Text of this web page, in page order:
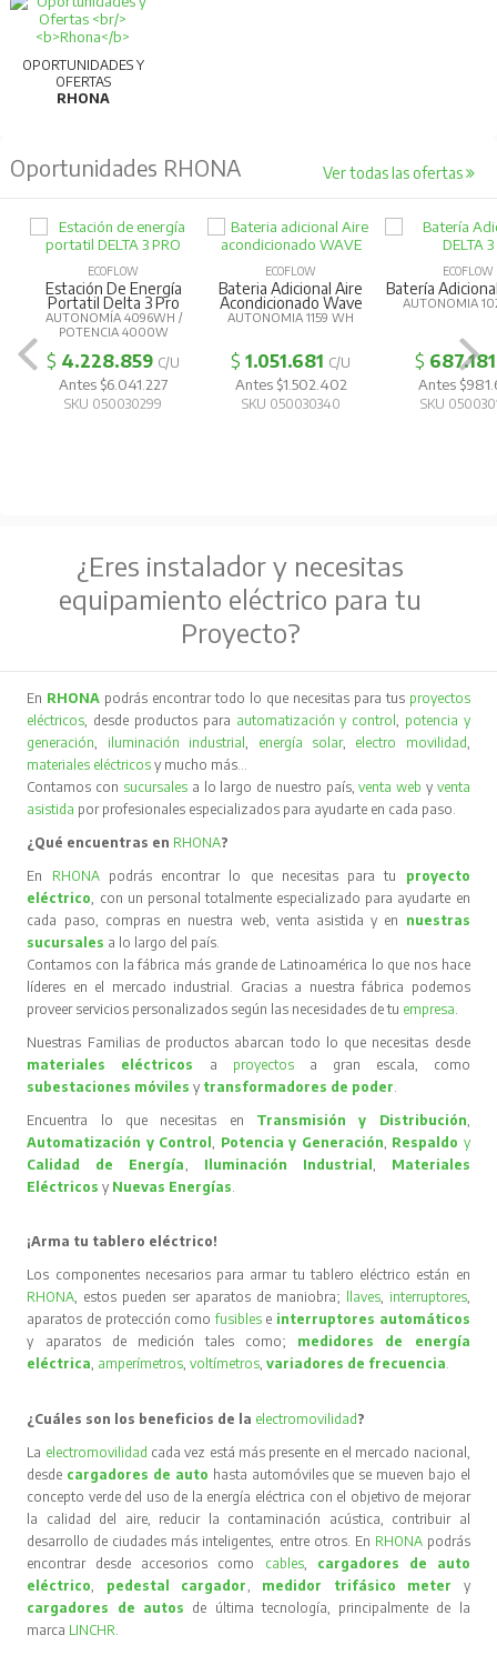
OPORTUNIDADES Y
OFERTAS
RHONA
Oportunidades RHONA Ver todas las ofertas
ECOFLOW
Estación De Energía
Portatil Delta 3 Pro
AUTONOMÍA 4096WH /
POTENCIA 4000W
$ 4.228.859 C/U
Antes $6.041.227
SKU 050030299
ECOFLOW
Bateria Adicional Aire
Acondicionado Wave
AUTONOMIA 1159 WH
$1.051.681 C/U
Antes $1.502.402
SKU 050030340
ECOFLOW
Batería
AUTONOMIA
$ 687.181
Antes
SKU
¿Eres instalador y necesitas
equipamiento eléctrico para tu
Proyecto?
En RHONA podrás encontrar todo lo que necesitas para tus proyectos
eléctricos, desde productos para automatización y control, potencia y
generación, iluminación industrial, energía solar, electro movilidad,
materiales eléctricos y mucho más…
Contamos con sucursales a lo largo de nuestro país,venta web y venta
asistida por profesionales especializados para ayudarte en cada paso.
¿Qué encuentras en RHONA?
En RHONA podrás encontrar lo que necesitas para tu proyecto
eléctrico, con un personal totalmente especializado para ayudarte en
cada paso, compras en nuestra web, venta asistida y en nuestras
sucursales a lo largo del país.
Contamos con la fábrica más grande de Latinoamérica lo que nos hace
líderes en el mercado industrial. Gracias a nuestra fábrica podemos
proveer servicios personalizados según las necesidades de tu empresa.
Nuestras Familias de productos abarcan todo lo que necesitas desde
materiales eléctricos
a proyectos
a gran escala, como
subestaciones móvilesy transformadores de poder.
Encuentra lo que necesitas en Transmisión y Distribución,
Automatización y Control, Potencia y Generación, Respaldo y
Calidad de Energía, Iluminación Industrial , Materiales
Eléctricos y Nuevas Energías.
¡Arma tu tablero eléctrico!
Los componentes necesarios para armar tu tablero eléctrico están en
RHONA, estos pueden ser aparatos de maniobra; llaves, interruptores,
aparatos de protección comofusibles e interruptores automáticos
y aparatos de medición tales como; medidores de energía
eléctrica, amperímetros,voltímetros,variadores de frecuencia.
¿Cuáles son los beneficios de la electromovilidad ?
La electromovilidad cada vez está más presente en el mercado nacional,
desde cargadores de auto hasta automóviles que se mueven bajo el
concepto verde del uso de la energía eléctrica con el objetivo de mejorar
la calidad del aire, reducir la contaminación acústica, contribuir al
desarrollo de ciudades más inteligentes, entre otros. En RHONA podrás
encontrar desde accesorios como cables, cargadores de auto
eléctrico, pedestal cargador, medidor trifásico meter
y
cargadores de autos de última tecnología, principalmente de la
marca LINCHR.